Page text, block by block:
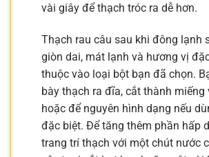
vài giây để thạch tróc ra dễ hơn.
Thạch rau câu sau khi đông lạnh
giòn dai, mát lạnh và hương vị
thuộc vào loại bột bạn đã chọn.
bày thạch ra đĩa, cắt thành miếng
hoặc để nguyên hình dạng nếu
đặc biệt. Để tăng thêm phần hấp
trang trí thạch với một chút nước